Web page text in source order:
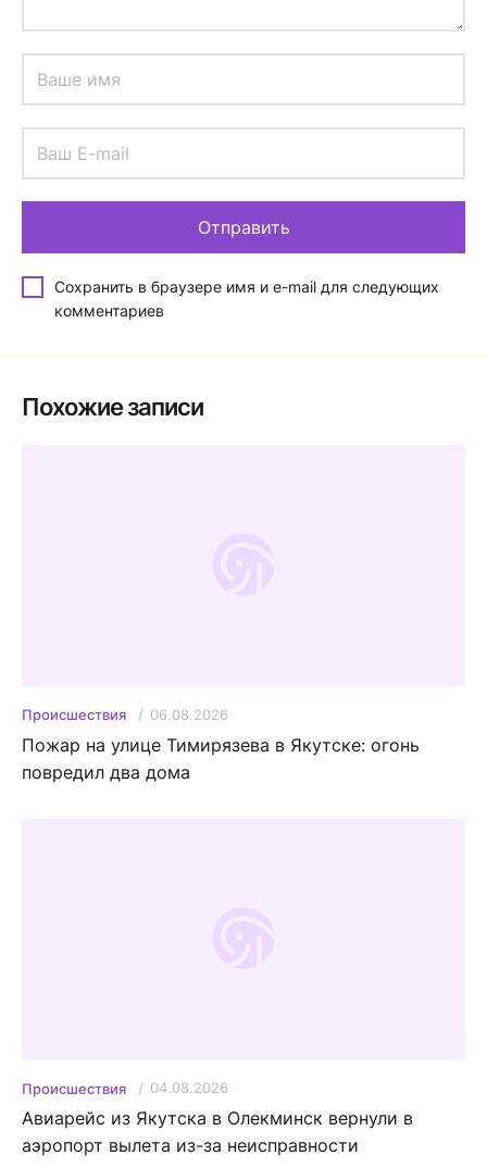
Сохранить в браузере имя и e-mail для следующих
комментариев
Похожие записи
Происшествия 06.08.2026
Пожар на улице Тимирязева в Якутске: огонь
повредил два дома
Происшествия 04.08.2026
Авиарейс из Якутска в Олекминск вернули в
аэропорт вылета из-за неисправности